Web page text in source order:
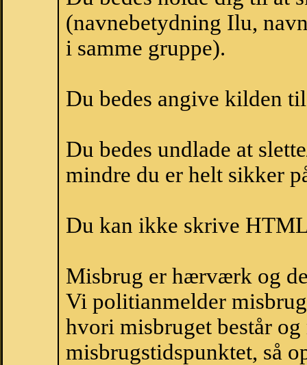
(navnebetydning Ilu,
i samme gruppe).
Du bedes angive kilden
Du bedes undlade at
mindre du er helt sikker
Du kan ikke skrive
Misbrug er hærværk og
Vi politianmelder
hvori misbruget består
misbrugstidspunktet, så